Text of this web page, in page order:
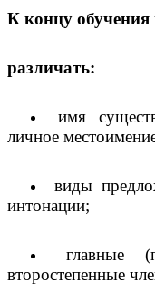
К концу
различать:
имя
личное
виды
интонации;
главные
второстепенные